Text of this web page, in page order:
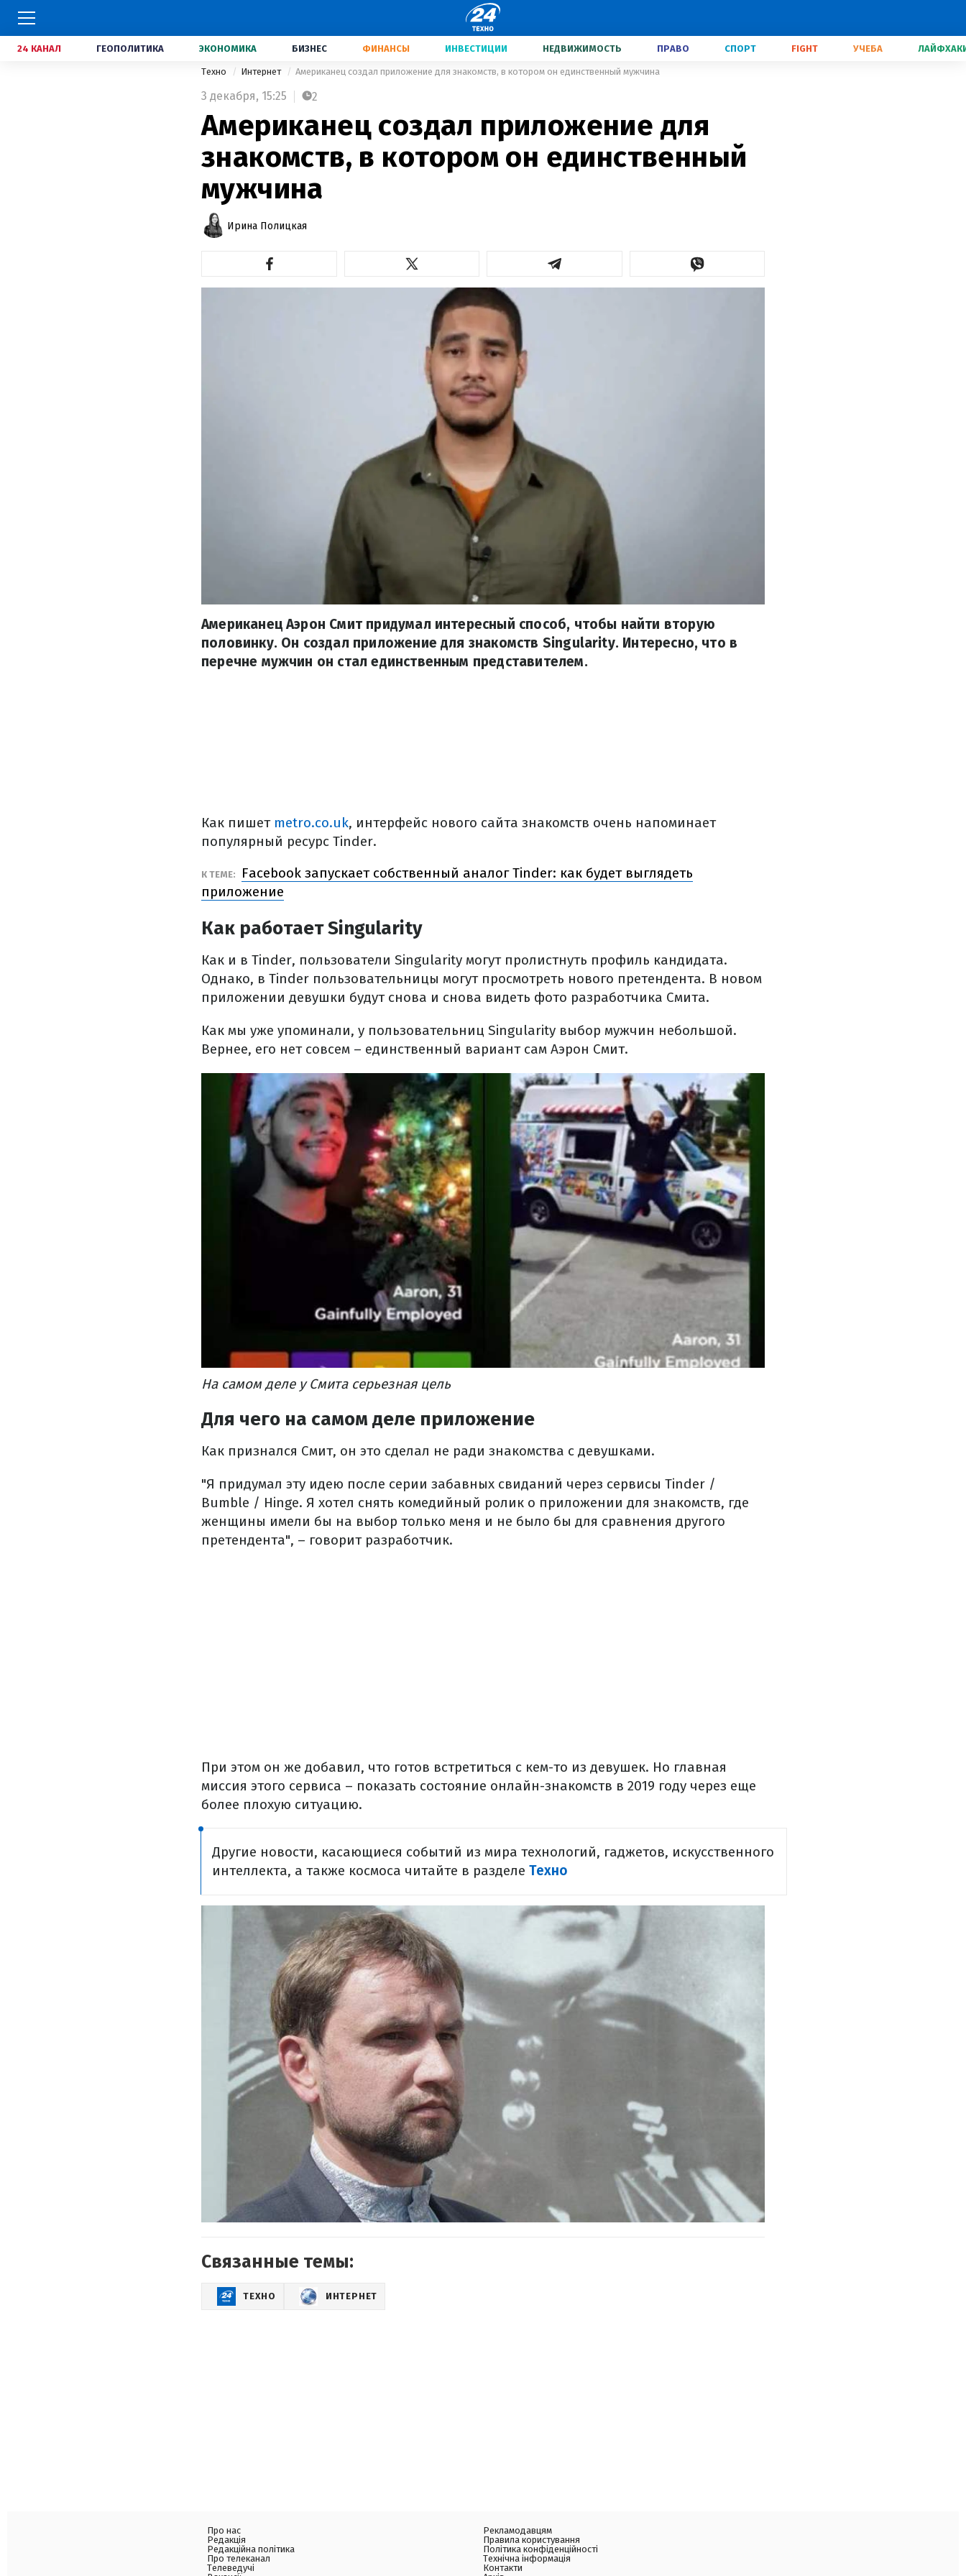
24 КАНАЛ ГЕОПОЛИТИКА ЭКОНОМИКА БИЗНЕС ФИНАНСЫ ИНВЕСТИЦИИ НЕДВИЖИМОСТЬ ПРАВО СПОРТ FIGHT УЧЕБА
Техно Интернет Американец создал приложение для знакомств, в котором он единственный мужчина
3 декабря, 15:25 2
Американец создал приложение для
знакомств, в котором он единственный
мужчина
Ирина Полицкая
Американец Аэрон Смит придумал интересный способ, чтобы найти вторую
половинку. Он создал приложение для знакомств Singularity. Интересно, что в
перечне мужчин он стал единственным представителем.
Как пишет metro.co.uk, интерфейс нового сайта знакомств очень напоминает
популярный ресурс Tinder.
К ТЕМЕ:
Facebook запускает собственный аналог Tinder: как будет выглядеть
приложение
Как работает Singularity
Как и в Tinder, пользователи Singularity могут пролистнуть профиль кандидата.
Однако, в Tinder пользовательницы могут просмотреть нового претендента. В новом
приложении девушки будут снова и снова видеть фото разработчика Смита.
Как мы уже упоминали, у пользовательниц Singularity выбор мужчин небольшой.
Вернее, его нет совсем – единственный вариант сам Аэрон Смит.
На самом деле у Смита серьезная цель
Для чего на самом деле приложение
Как признался Смит, он это сделал не ради знакомства с девушками.
"Я придумал эту идею после серии забавных свиданий через сервисы Tinder /
Bumble / Hinge. Я хотел снять комедийный ролик о приложении для знакомств, где
женщины имели бы на выбор только меня и не было бы для сравнения другого
претендента", – говорит разработчик.
При этом он же добавил, что готов встретиться с кем-то из девушек. Но главная
миссия этого сервиса – показать состояние онлайн-знакомств в 2019 году через еще
более плохую ситуацию.
Другие новости, касающиеся событий из мира технологий, гаджетов, искусственного
интеллекта, а также космоса читайте в разделе Техно
Связанные темы:
ТЕХНО ИНТЕРНЕТ
Про нас
Редакція
Редакційна політика
Про телеканал
Телеведучі
Рекламодавцям
Правила користування
Політика конфіденційності
Технічна інформація
Контакти